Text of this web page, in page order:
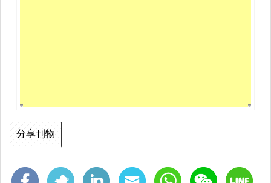
分享刊物